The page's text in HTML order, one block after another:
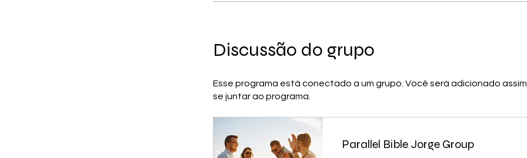
Discussão do grupo
Esse programa está conectado a um grupo. Você será adicionado
se juntar ao programa.
Parallel Bible Jorge Group